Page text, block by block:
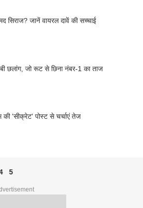
सिराज? जानें वायरल दावें की सच्चाई
छलांग, जो रूट से छिना नंबर-1 का ताज
की 'सीक्रेट' पोस्ट से चर्चाएं तेज
5